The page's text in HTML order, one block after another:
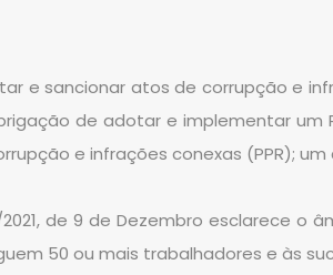
e sancionar atos de corrupção e
de adotar e implementar
e infrações conexas (PPR);
2021, de 9 de Dezembro esclarece o
50 ou mais trabalhadores e às